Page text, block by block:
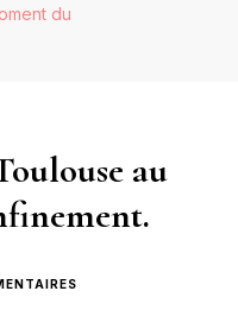
du
au